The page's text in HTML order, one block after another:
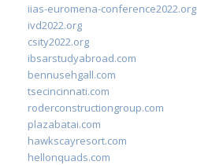
iias-euromena-conference2022.org
ivd2022.org
csity2022.org
ibsarstudyabroad.com
bennusehgall.com
tsecincinnati.com
roderconstructiongroup.com
plazabatai.com
hawkscayresort.com
hellonquads.com